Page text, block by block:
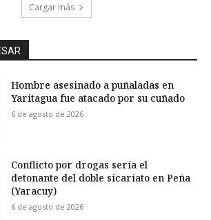
Cargar más
Hombre asesinado a puñaladas en
Yaritagua fue atacado por su cuñado
6 de agosto de 2026
Conflicto por drogas sería el
detonante del doble sicariato en Peña
(Yaracuy)
6 de agosto de 2026